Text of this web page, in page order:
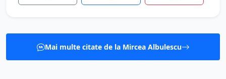
Mai multe citate de la Mircea Albulescu